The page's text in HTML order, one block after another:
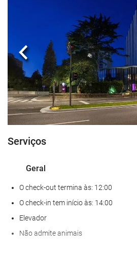
Anterior
Serviços
Geral
O check-out termina às: 12:00
O check-in tem início às: 14:00
Elevador
Não admite animais